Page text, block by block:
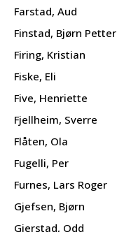
Farstad, Aud
Finstad, Bjørn Petter
Firing, Kristian
Fiske, Eli
Five, Henriette
Fjellheim, Sverre
Flåten, Ola
Fugelli, Per
Furnes, Lars Roger
Gjefsen, Bjørn
Gjerstad, Odd